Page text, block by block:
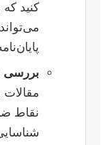
کنید که
مقالات
نقاط